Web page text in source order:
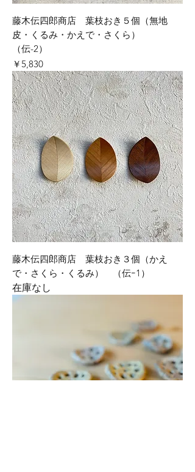
藤木伝四郎商店 葉枝おき５個（無地
皮・くるみ・かえで・さくら）
（伝-2）
価格
￥5,830
藤木伝四郎商店 葉枝おき３個（かえ
で・さくら・くるみ） （伝ｰ1）
在庫なし